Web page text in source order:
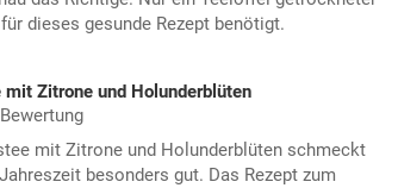
dieses gesunde Rezept benötigt.
mit Zitrone und Holunderblüten
mit Zitrone und Holunderblüten schmeckt
besonders gut. Das Rezept zum